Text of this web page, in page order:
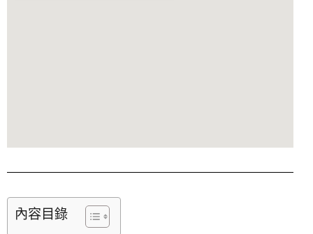
內容目錄